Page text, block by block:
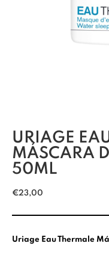
URIAGE
MÁSCARA
50ML
€23,00
Uriage Eau Thermale